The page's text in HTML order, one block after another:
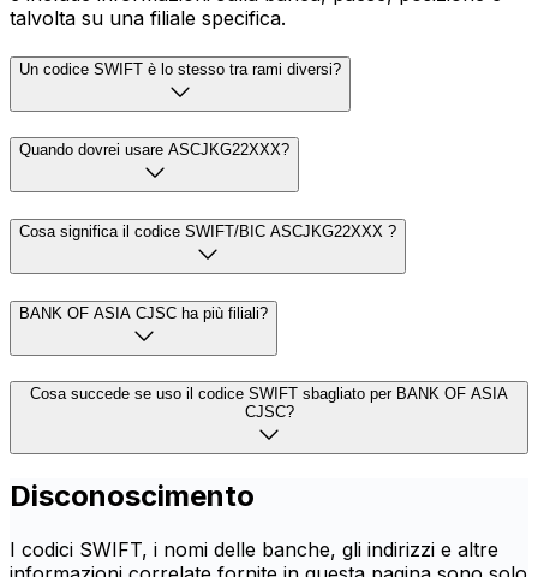
talvolta su una filiale specifica.
Un codice SWIFT è lo stesso tra rami diversi?
Quando dovrei usare ASCJKG22XXX?
Cosa significa il codice SWIFT/BIC ASCJKG22XXX ?
BANK OF ASIA CJSC ha più filiali?
Cosa succede se uso il codice SWIFT sbagliato per BANK OF ASIA
CJSC?
Disconoscimento
I codici SWIFT, i nomi delle banche, gli indirizzi e altre